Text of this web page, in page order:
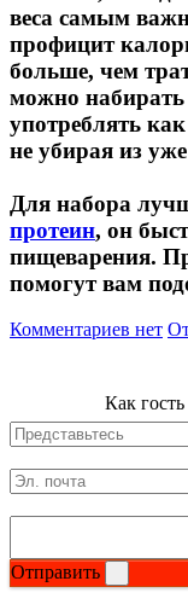
НАЗАД
Ремни и перчатки
Шейкеры и бутылки
Прочее
Подарочные
Фитнес резинки
Полезные продукты
НАЗАД
Соусы и Топпинги
веса самым
профицит
больше, чем
можно набирать
употреблять
не убирая из
Для набора
протеин, он
пищеварения.
помогут вам
Комментариев нет
Как гость
Отправить